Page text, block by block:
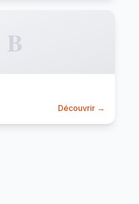
B
Découvrir →